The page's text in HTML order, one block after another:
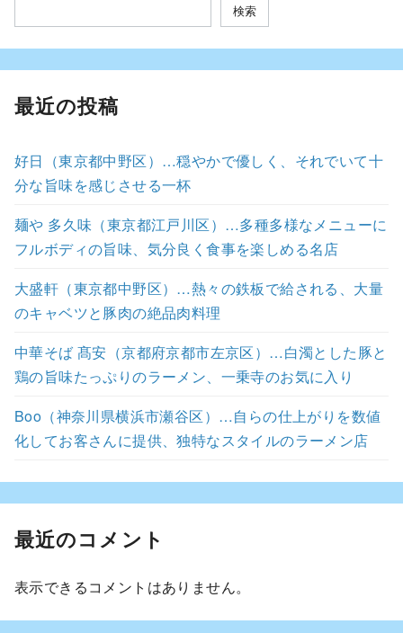
検索
最近の投稿
好日（東京都中野区）…穏やかで優しく、それでいて十
分な旨味を感じさせる一杯
麺や 多久味（東京都江戸川区）…多種多様なメニューに
フルボディの旨味、気分良く食事を楽しめる名店
大盛軒（東京都中野区）…熱々の鉄板で給される、大量
のキャベツと豚肉の絶品肉料理
中華そば 髙安（京都府京都市左京区）…白濁とした豚と
鶏の旨味たっぷりのラーメン、一乗寺のお気に入り
Boo（神奈川県横浜市瀬谷区）…自らの仕上がりを数値
化してお客さんに提供、独特なスタイルのラーメン店
最近のコメント
表示できるコメントはありません。